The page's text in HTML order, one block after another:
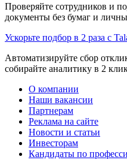
Проверяйте сотрудников и
документы без бумаг и
Ускорьте подбор в 2 раза с
Автоматизируйте сбор
собирайте аналитику в 2
О компании
Наши вакансии
Партнерам
Реклама на сайте
Новости и статьи
Инвесторам
Кандидаты по